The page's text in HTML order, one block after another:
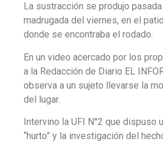
La sustracción se produjo
madrugada del viernes, en el
donde se encontraba el rodado.
En un video acercado por los
a la Redacción de Diario EL
observa a un sujeto llevarse la
del lugar.
Intervino la UFI N°2 que dispuso
“hurto” y la investigación del